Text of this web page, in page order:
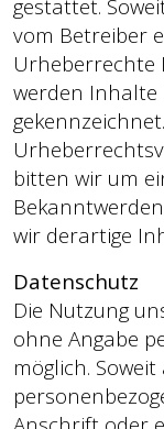
gestattet.
vom Betreiber
Urheberrechte
werden
bitten wir um
wir derartige
Datenschutz
Die Nutzung
ohne Angabe
möglich.